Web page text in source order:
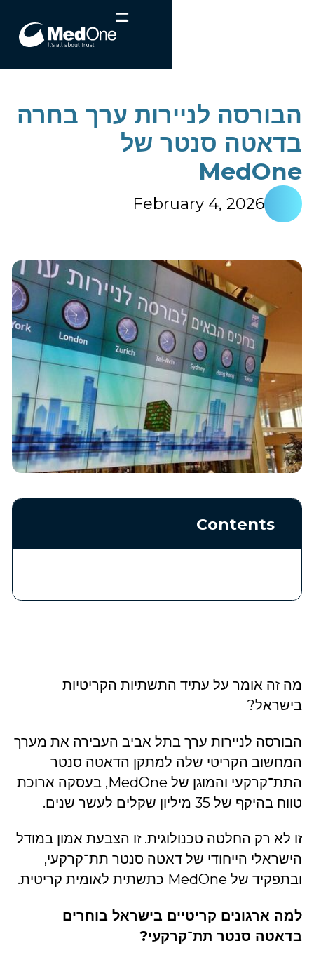
הבורסה לניירות ערך בחרה
בדאטה סנטר של
MedOne
February 4, 2026
Contents
מה זה אומר על עתיד התשתיות הקריטיות
בישראל?
הבורסה לניירות ערך בתל אביב העבירה את מערך
המחשוב הקריטי שלה למתקן הדאטה סנטר
התת־קרקעי והמוגן של MedOne, בעסקה ארוכת
טווח בהיקף של 35 מיליון שקלים לעשר שנים.
זו לא רק החלטה טכנולוגית. זו הצבעת אמון במודל
הישראלי הייחודי של דאטה סנטר תת־קרקעי,
ובתפקיד של MedOne כתשתית לאומית קריטית.
למה ארגונים קריטיים בישראל בוחרים
בדאטה סנטר תת־קרקעי?